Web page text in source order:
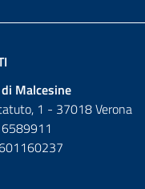
Malcesine
1 - 37018 Verona